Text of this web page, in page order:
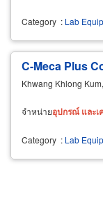
Category : Lab
C-Meca Plus
Khwang Khlong
จำหน่ายอุปกรณ์ และเ
Category : Lab